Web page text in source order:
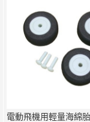
電動飛機用輕量海綿